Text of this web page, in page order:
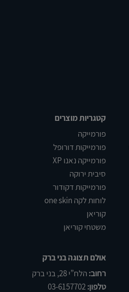
קטגריות מוצרים
פורמייקה
פורמייקות דורופל
פורמייקה נאנו XP
סיבית ירוקה
פורמייקות דקודור
לוחות לקה one skin
קוריאן
משטחי קוריאן
אולם תצוגה בני ברק
רחוב: הלח”י 28, בני ברק
טלפון:03-6157702